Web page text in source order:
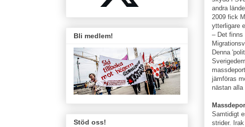
andra
2009 fick
ytterligare
– Det finns
Denna
jämföras
nästan
Samtidigt
strider.
Bli medlem!
Stöd oss!